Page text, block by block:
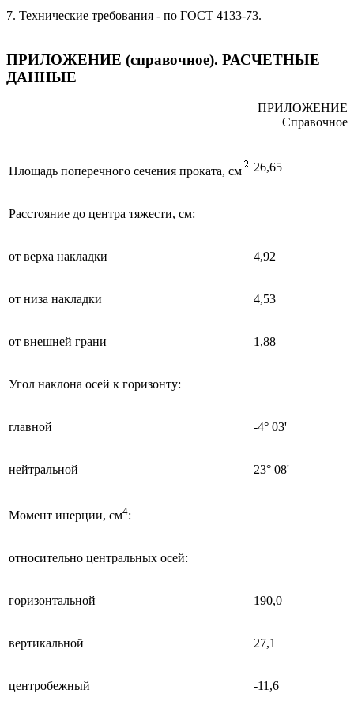
7. Технические требования - по ГОСТ 4133-73.
ПРИЛОЖЕНИЕ (справочное). РАСЧЕТНЫЕ
ДАННЫЕ
ПРИЛОЖЕНИЕ
Справочное
Площадь поперечного сечения проката, см 26,65
Расстояние до центра тяжести, см:
от верха накладки 4,92
от низа накладки 4,53
от внешней грани 1,88
Угол наклона осей к горизонту:
главной -4° 03'
нейтральной 23° 08'
Момент инерции, см4:
относительно центральных осей:
горизонтальной 190,0
вертикальной 27,1
центробежный -11,6